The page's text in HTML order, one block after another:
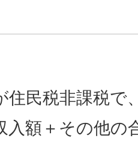
住民税非課税で
入額＋その他の